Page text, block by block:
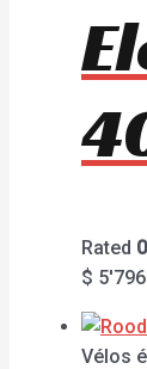
Rated 0
$
Vélos